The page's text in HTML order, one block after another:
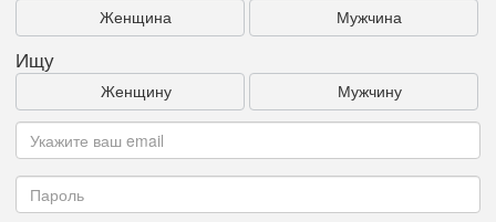
Женщина Мужчина
Ищу
Женщину Мужчину